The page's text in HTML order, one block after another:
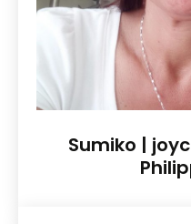
Sumiko |